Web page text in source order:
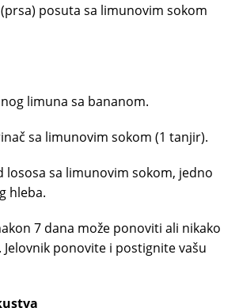
posuta sa limunovim sokom
limuna sa bananom.
sa limunovim sokom (1 tanjir).
lososa sa limunovim sokom, jedno
hleba.
7 dana može ponoviti ali nikako
Jelovnik ponovite i postignite vašu